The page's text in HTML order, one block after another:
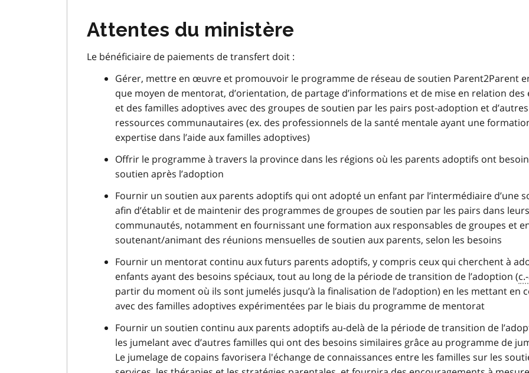
Attentes du ministère
Le bénéficiaire de paiements de transfert doit :
Gérer, mettre en œuvre et promouvoir le programme de réseau de soutien Parent2Parent
que moyen de mentorat, d’orientation, de partage d’informations et de mise en relation des
et des familles adoptives avec des groupes de soutien par les pairs post-adoption et d’autres
ressources communautaires (ex. des professionnels de la santé mentale ayant une
expertise dans l’aide aux familles adoptives)
Offrir le programme à travers la province dans les régions où les parents adoptifs ont
soutien après l’adoption
Fournir un soutien aux parents adoptifs qui ont adopté un enfant par l’intermédiaire d’une
afin d’établir et de maintenir des programmes de groupes de soutien par les pairs dans leurs
communautés, notamment en fournissant une formation aux responsables de groupes et
soutenant/animant des réunions mensuelles de soutien aux parents, selon les besoins
Fournir un mentorat continu aux futurs parents adoptifs, y compris ceux qui cherchent à
enfants ayant des besoins spéciaux, tout au long de la période de transition de l’adoption (
partir du moment où ils sont jumelés jusqu’à la finalisation de l’adoption) en les mettant en
avec des familles adoptives expérimentées par le biais du programme de mentorat
Fournir un soutien continu aux parents adoptifs au-delà de la période de transition de
les jumelant avec d’autres familles qui ont des besoins similaires grâce au programme de
Le jumelage de copains favorisera l'échange de connaissances entre les familles sur les